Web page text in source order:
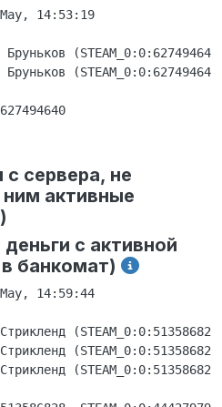
14:53:19
сервера, не
ним активные
с активной
банкомат)
14:59:44